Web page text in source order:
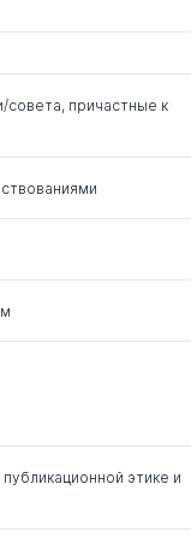
совета, причастные к
этике и